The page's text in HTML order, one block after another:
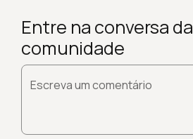
Entre na conversa da
comunidade
Escreva um comentário